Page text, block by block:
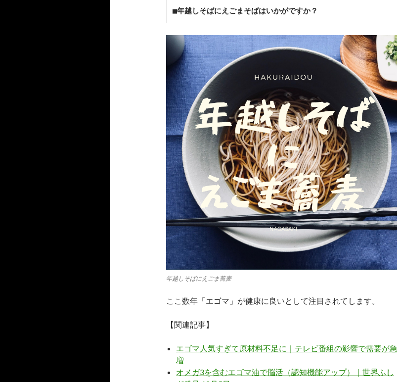
■年越しそばにえごまそばはいかがですか？
年越しそばにえごま蕎麦
ここ数年「エゴマ」が健康に良いとして注目されてします。
【関連記事】
エゴマ人気すぎて原材料不足に｜テレビ番組の影響で需要が急
増
オメガ3を含むエゴマ油で脳活（認知機能アップ）｜世界ふし